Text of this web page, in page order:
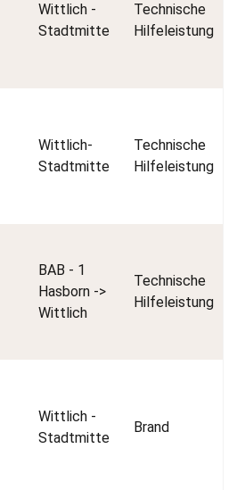
Wittlich -
Stadtmitte
Technische
Hilfeleistung
Wittlich-
Stadtmitte
Technische
Hilfeleistung
BAB - 1
Hasborn ->
Wittlich
Technische
Hilfeleistung
Wittlich -
Stadtmitte
Brand